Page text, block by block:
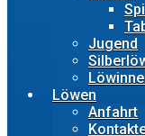
Jugend
Löwen
Anfahrt